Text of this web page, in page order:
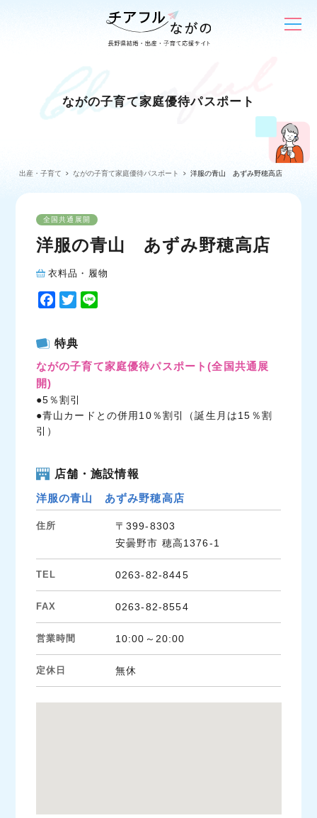
ながの子育て家庭優待パスポート
出産・子育て ながの子育て家庭優待パスポート 洋服の青山 あずみ野穂高店
全国共通展開
洋服の青山 あずみ野穂高店
衣料品・履物
F
e
b
o
k
T
t
t
r
特典
ながの子育て家庭優待パスポート(全国共通展
開)
●5％割引
●青山カードとの併用10％割引（誕生月は15％割
引）
店舗・施設情報
洋服の青山 あずみ野穂高店
住所
〒399-8303
安曇野市 穂高1376-1
TEL 0263-82-8445
FAX 0263-82-8554
営業時間 10:00～20:00
定休日 無休